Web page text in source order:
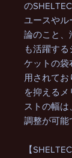
の
ユースやル
論のこと、
も活躍す
ケットの袋
用されて
を抑える
ストの幅
調整が可能
【